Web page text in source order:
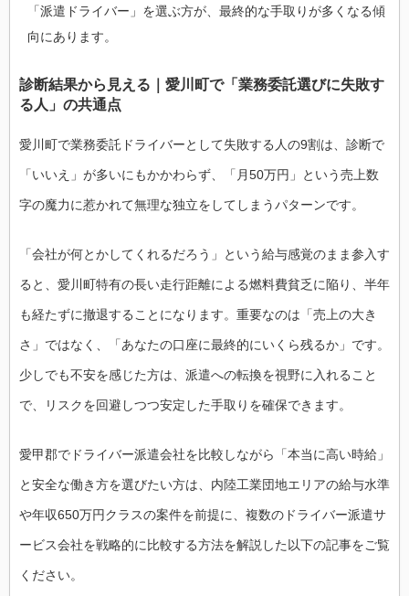
「派遣ドライバー」を選ぶ方が、最終的な手取りが多くなる傾
向にあります。
診断結果から見える｜愛川町で「業務委託選びに失敗す
る人」の共通点
愛川町で業務委託ドライバーとして失敗する人の9割は、診断で
「いいえ」が多いにもかかわらず、「月50万円」という売上数
字の魔力に惹かれて無理な独立をしてしまうパターンです。
「会社が何とかしてくれるだろう」という給与感覚のまま参入す
ると、愛川町特有の長い走行距離による燃料費貧乏に陥り、半年
も経たずに撤退することになります。重要なのは「売上の大き
さ」ではなく、「あなたの口座に最終的にいくら残るか」です。
少しでも不安を感じた方は、派遣への転換を視野に入れること
で、リスクを回避しつつ安定した手取りを確保できます。
愛甲郡でドライバー派遣会社を比較しながら「本当に高い時給」
と安全な働き方を選びたい方は、内陸工業団地エリアの給与水準
や年収650万円クラスの案件を前提に、複数のドライバー派遣サ
ービス会社を戦略的に比較する方法を解説した以下の記事をご覧
ください。